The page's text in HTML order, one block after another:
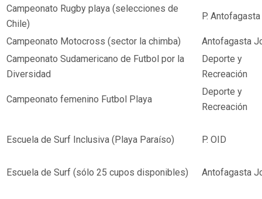
Campeonato Rugby playa (selecciones de
Chile)
P.
Campeonato Motocross (sector la chimba)
Antofagasta
Campeonato Sudamericano de Futbol por la
Diversidad
Deporte y
Recreación
Campeonato femenino Futbol Playa
Deporte y
Recreación
Escuela de Surf Inclusiva (Playa Paraíso) P. OID
Escuela de Surf (sólo 25 cupos disponibles) Antofagasta